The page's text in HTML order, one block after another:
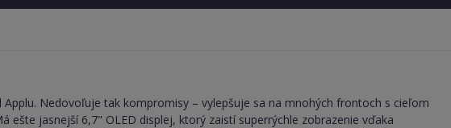
Applu. Nedovoľuje tak kompromisy – vylepšuje sa na mnohých frontoch s cieľom
ešte jasnejší 6,7" OLED displej, ktorý zaistí superrýchle zobrazenie vďaka